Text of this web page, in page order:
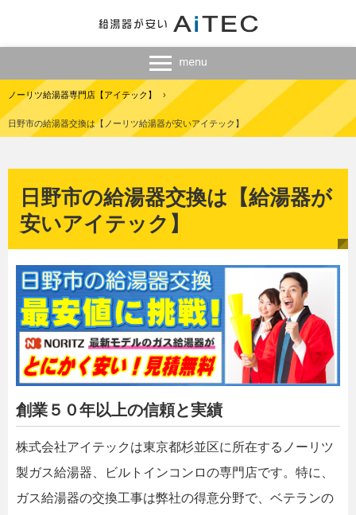
ノーリツ給湯器専門店【アイテック】 ›
日野市の給湯器交換は【ノーリツ給湯器が安いアイテック】
日野市の給湯器交換は【給湯器が
安いアイテック】
創業５０年以上の信頼と実績
株式会社アイテックは東京都杉並区に所在するノーリツ
製ガス給湯器、ビルトインコンロの専門店です。特に、
ガス給湯器の交換工事は弊社の得意分野で、ベテランの